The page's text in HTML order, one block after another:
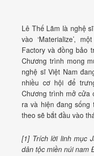
Lê Thế Lãm là nghệ
vào ‘Materialize’,
Factory và đồng bảo
Chương trình mong
nghệ sĩ Việt Nam
nhiều cơ hội để
Chương trình mở cửa
ra và hiện đang sống
theo sẽ bắt đầu vào
[1] Trích lời linh mục
dân tộc miền núi nam